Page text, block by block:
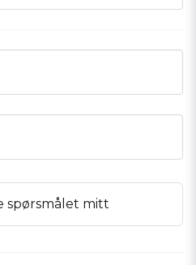
spørsmålet mitt